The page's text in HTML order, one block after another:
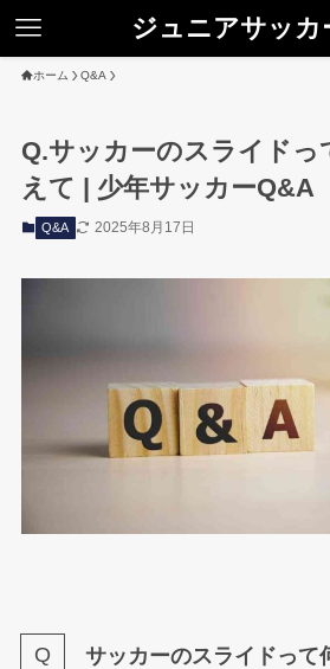
ジュニアサッカ
ホーム Q&A
Q.サッカーのスライドっ
えて | 少年サッカーQ&A
Q&A 2025年8月17日
サッカーのスライドって